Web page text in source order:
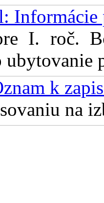
Informácie
I. roč.
k
na